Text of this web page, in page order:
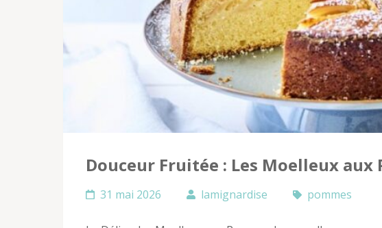
Douceur Fruitée : Les Moelleux aux
31 mai 2026 lamignardise pommes